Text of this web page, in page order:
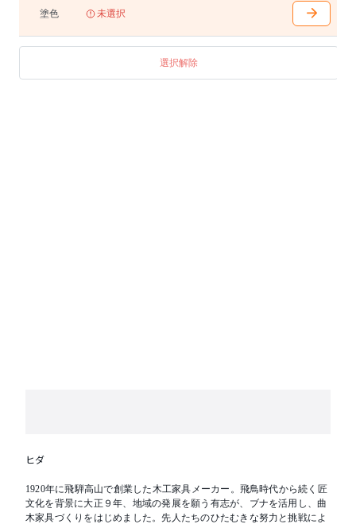
塗色 未選択
選択解除
ヒダ
1920年に飛騨高山で創業した木工家具メーカー。飛鳥時代から続く匠
文化を背景に大正９年、地域の発展を願う有志が、ブナを活用し、曲
木家具づくりをはじめました。先人たちのひたむきな努力と挑戦によ